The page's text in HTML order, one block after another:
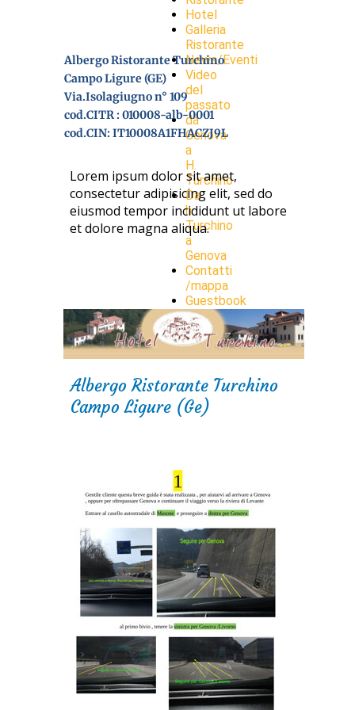
Albergo Ristorante Turchino
Campo Ligure (GE)
Via.Isolagiugno n° 109
cod.CITR : 010008-alb-0001
cod.CIN: IT10008A1FHACZJ9L
Lorem ipsum dolor sit amet,
consectetur adipisicing elit, sed do
eiusmod tempor incididunt ut labore
et dolore magna aliqua.
Albergo Ristorante Turchino
Campo Ligure (Ge)
Hotel
Galleria
Ristorante
News/Eventi
Video
del
passato
da
Genova
a
H.
Turchino
Da
h
Turchino
a
Genova
Contatti
/mappa
Guestbook